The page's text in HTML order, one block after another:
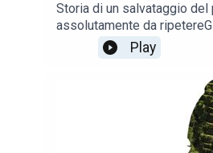
Storia di un salvataggio del
assolutamente da
verde, Protocollo di
strato di ozono, effetto
Protocollo di Kyoto,
Accordo di Parigi, Green
climatica, compensazione
carbonio, cambiamenti
di emissione, fissazione
Play